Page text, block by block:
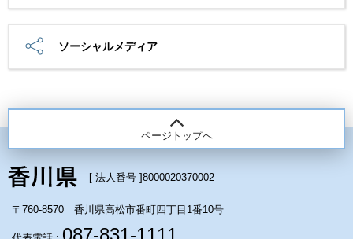
ソーシャルメディア
ページトップへ
[ 法人番号 ]8000020370002
〒760-8570 香川県高松市番町四丁目1番10号
087-831-1111